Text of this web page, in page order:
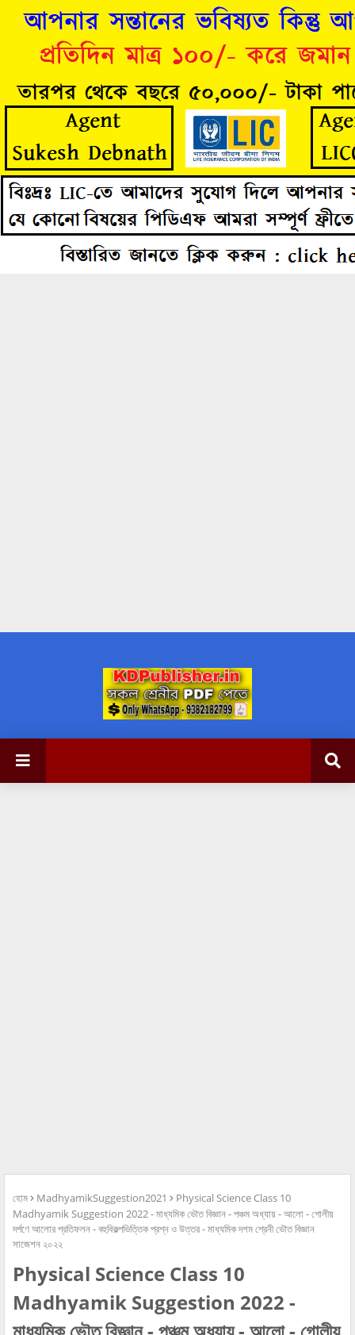
হোম MadhyamikSuggestion2021
Physical Science Class 10
Madhyamik Suggestion 2022 - মাধ্যমিক ভৌত বিজ্ঞান - পঞ্চম অধ্যায় - আলো - গোলীয়
দর্পণে আলোর প্রতিফলন - বহুবিকল্পভিত্তিক প্রশ্ন ও উত্তর - মাধ্যমিক দশম শ্রেনী ভৌত বিজ্ঞান
সাজেশন ২০২২
Physical Science Class 10
Madhyamik Suggestion 2022 -